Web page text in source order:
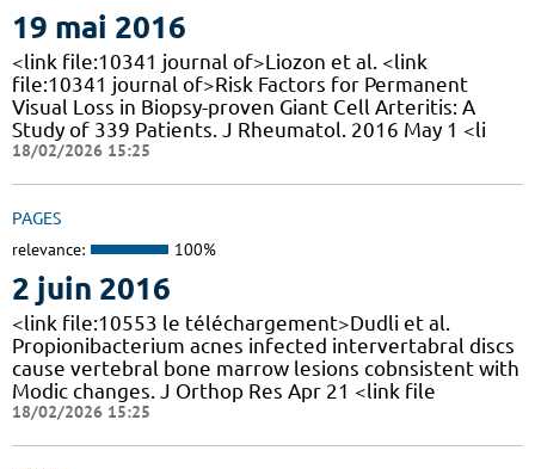
19 mai 2016
<link file:10341 journal of>Liozon et al. <link
file:10341 journal of>Risk Factors for Permanent
Visual Loss in Biopsy-proven Giant Cell Arteritis: A
Study of 339 Patients. J Rheumatol. 2016 May 1 <li
18/02/2026 15:25
PAGES
relevance: 100%
2 juin 2016
<link file:10553 le téléchargement>Dudli et al.
Propionibacterium acnes infected intervertabral discs
cause vertebral bone marrow lesions cobnsistent with
Modic changes. J Orthop Res Apr 21 <link file
18/02/2026 15:25